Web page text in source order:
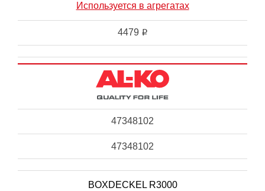
Используется в агрегатах
4479 i
47348102
47348102
BOXDECKEL R3000